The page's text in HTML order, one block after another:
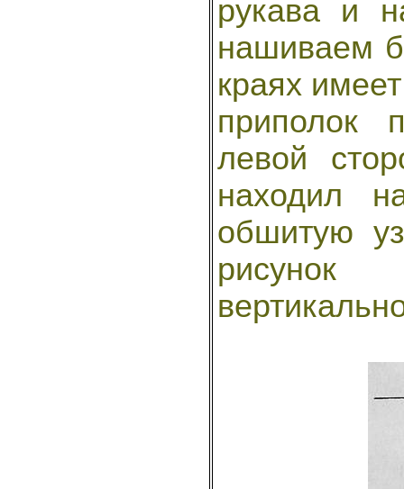
рукава и
нашиваем
краях
приполок
левой
находил
обшитую